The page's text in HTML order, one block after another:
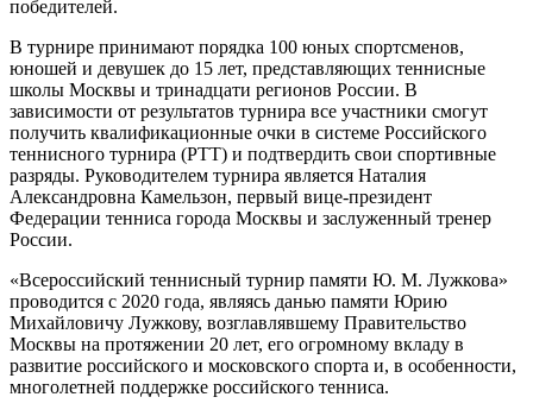
победителей.
В турнире принимают порядка 100 юных спортсменов,
юношей и девушек до 15 лет, представляющих теннисные
школы Москвы и тринадцати регионов России. В
зависимости от результатов турнира все участники смогут
получить квалификационные очки в системе Российского
теннисного турнира (РТТ) и подтвердить свои спортивные
разряды. Руководителем турнира является Наталия
Александровна Камельзон, первый вице-президент
Федерации тенниса города Москвы и заслуженный тренер
России.
«Всероссийский теннисный турнир памяти Ю. М. Лужкова»
проводится с 2020 года, являясь данью памяти Юрию
Михайловичу Лужкову, возглавлявшему Правительство
Москвы на протяжении 20 лет, его огромному вкладу в
развитие российского и московского спорта и, в особенности,
многолетней поддержке российского тенниса.